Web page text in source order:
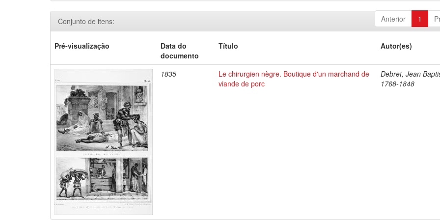
Anterior 1
Conjunto de itens:
Pré-visualização
Data do
documento
Título Autor(es)
1835
Le chirurgien nègre. Boutique d'un marchand de
viande de porc
Debret, Jean
1768-1848